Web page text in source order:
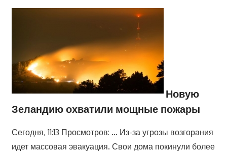
Новую
Зеландию охватили мощные пожары
Сегодня, 11:13 Просмотров: … Из-за угрозы возгорания
идет массовая эвакуация. Свои дома покинули более